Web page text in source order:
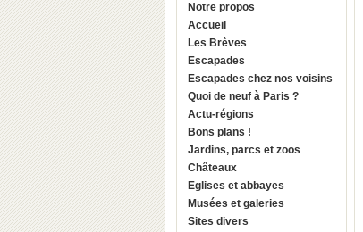
Notre propos
Accueil
Les Brèves
Escapades
Escapades chez nos voisins
Quoi de neuf à Paris ?
Actu-régions
Bons plans !
Jardins, parcs et zoos
Châteaux
Eglises et abbayes
Musées et galeries
Sites divers